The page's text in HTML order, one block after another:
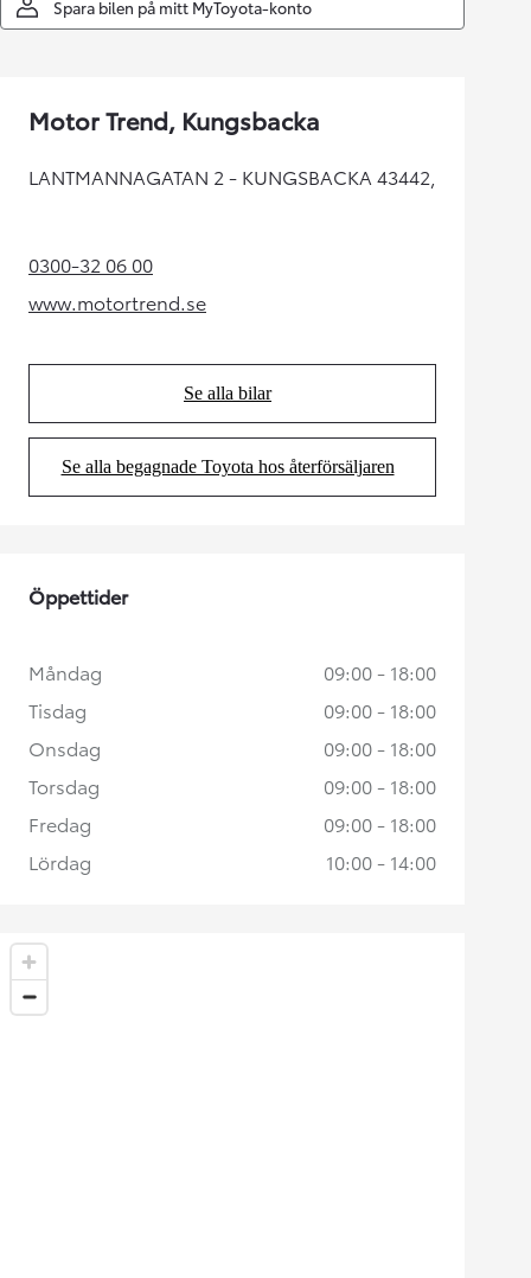
Spara bilen på mitt MyToyota-konto
Motor Trend, Kungsbacka
LANTMANNAGATAN 2 - KUNGSBACKA 43442,
0300-32 06 00(Opens in new tab)
www.motortrend.se
(Opens in new tab)
Se alla bilar
(Opens in new tab)
Se alla begagnade Toyota hos återförsäljaren
(Opens in new tab)
Öppettider
Måndag
09:00 - 18:00
Tisdag
09:00 - 18:00
Onsdag
09:00 - 18:00
Torsdag
09:00 - 18:00
Fredag
09:00 - 18:00
Lördag
10:00 - 14:00